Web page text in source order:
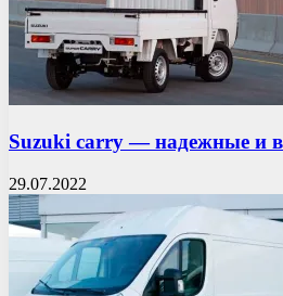
Suzuki carry — надежные и
29.07.2022